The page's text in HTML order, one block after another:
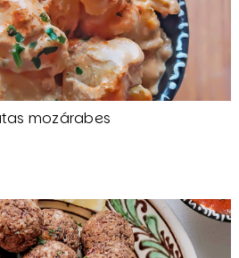
mozárabes